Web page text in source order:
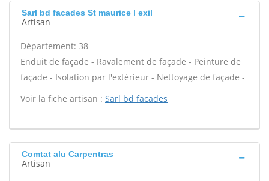
Sarl bd facades St maurice l exil
Artisan
Département: 38
Enduit de façade - Ravalement de façade - Peinture de
façade - Isolation par l'extérieur - Nettoyage de façade -
Voir la fiche artisan : Sarl bd facades
Comtat alu Carpentras
Artisan